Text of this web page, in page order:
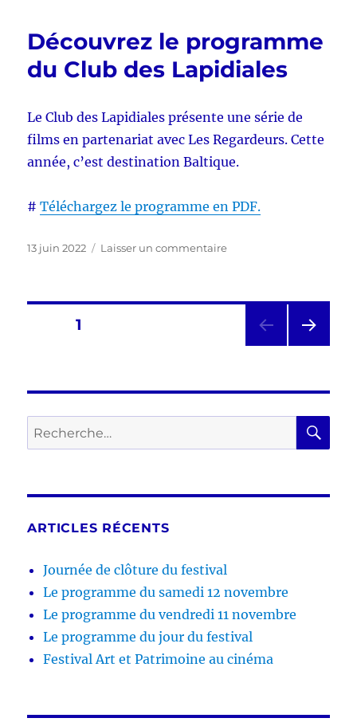
édition
festival
patrimoine
au
Découvrez le programme
du Club des Lapidiales
Le Club des Lapidiales présente une série de
films en partenariat avec Les Regardeurs. Cette
année, c’est destination Baltique.
#Téléchargez le programme en PDF.
Publié
13 juin 2022 Laisser un commentairesur
Navigation
articles
PAGE1
ANT
E
Recherche
pour :
ARTICLES RÉCENTS
Journée de clôture du festival
Le programme du samedi 12 novembre
Le programme du vendredi 11 novembre
Le programme du jour du festival
Festival Art et Patrimoine au cinéma